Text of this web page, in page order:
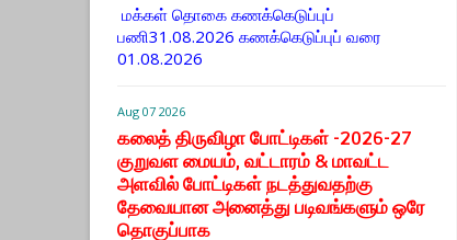
மக்கள் தொகை கணக்கெடுப்புப்
பணி31.08.2026 கணக்கெடுப்புப் வரை
01.08.2026
Aug 07 2026
கலைத் திருவிழா போட்டிகள் -2026-27
குறுவள மையம், வட்டாரம் & மாவட்ட
அளவில் போட்டிகள் நடத்துவதற்கு
தேவையான அனைத்து படிவங்களும் ஒரே
தொகுப்பாக